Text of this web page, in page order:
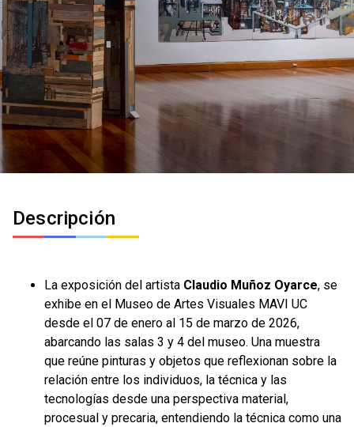
Descripción
La exposición del artista Claudio Muñoz Oyarce, se
exhibe en el Museo de Artes Visuales MAVI UC
desde el 07 de enero al 15 de marzo de 2026,
abarcando las salas 3 y 4 del museo. Una muestra
que reúne pinturas y objetos que reflexionan sobre la
relación entre los individuos, la técnica y las
tecnologías desde una perspectiva material,
procesual y precaria, entendiendo la técnica como una